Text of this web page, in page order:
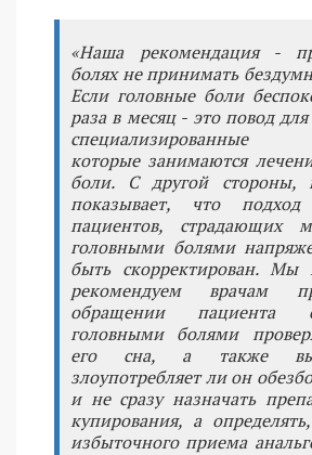
«Наша рекомендация -
болях не принимать
Если головные боли
раза в месяц - это повод
специализированные
которые занимаются
боли. С другой стороны,
показывает, что
пациентов, страдающих
головными болями
быть скорректирован. Мы
рекомендуем врачам
обращении пациента
головными болями
его сна, а также
злоупотребляет ли он
и не сразу назначать
купирования, а
избыточного приема